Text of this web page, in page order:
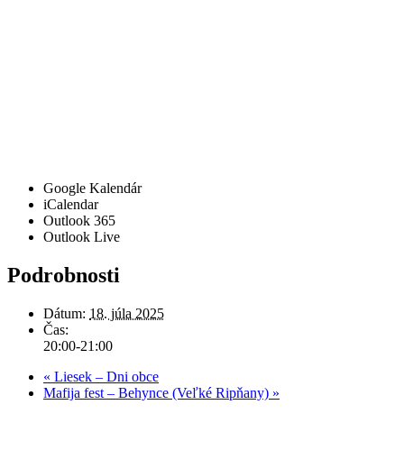
Google Kalendár
iCalendar
Outlook 365
Outlook Live
Podrobnosti
Dátum: 18. júla 2025
Čas:
20:00-21:00
« Liesek – Dni obce
Mafija fest – Behynce (Veľké Ripňany) »